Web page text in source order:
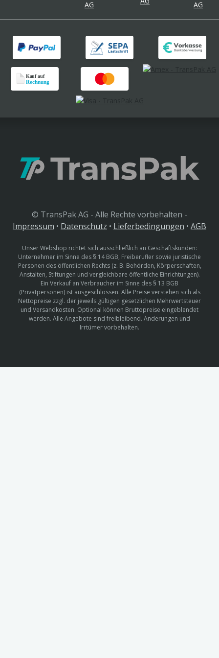
© TransPak AG - Alle Rechte vorbehalten -
Impressum • Datenschutz • Lieferbedingungen • AGB
Unser Webshop richtet sich ausschließlich an Geschäftskunden:
Unternehmer im Sinne des § 14 BGB, Freiberufler sowie juristische
Personen des öffentlichen Rechts (z. B. Behörden, Körperschaften,
Anstalten, Stiftungen und vergleichbare öffentliche Einrichtungen).
Ein Verkauf an Verbraucher im Sinne des § 13 BGB
(Privatpersonen) ist ausgeschlossen. Alle Preise verstehen sich als
Nettopreise zzgl. der jeweils gültigen gesetzlichen Mehrwertsteuer
und Versandkosten. Optional können Bruttopreise eingeblendet
werden. Alle Angebote sind freibleibend. Änderungen und
Irrtümer vorbehalten.